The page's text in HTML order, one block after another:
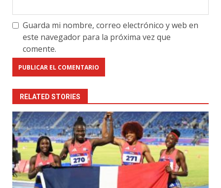
Guarda mi nombre, correo electrónico y web en
este navegador para la próxima vez que
comente.
RELATED STORIES